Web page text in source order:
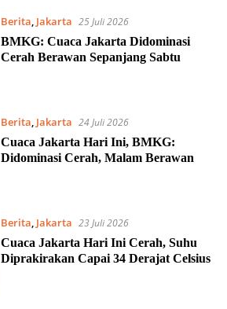
Berita Jakarta 25 Juli 2026
BMKG: Cuaca Jakarta Didominasi
Cerah Berawan Sepanjang Sabtu
Berita, Jakarta 24 Juli 2026
Cuaca Jakarta Hari Ini, BMKG:
Didominasi Cerah, Malam Berawan
Berita, Jakarta 23 Juli 2026
Cuaca Jakarta Hari Ini Cerah, Suhu
Diprakirakan Capai 34 Derajat Celsius